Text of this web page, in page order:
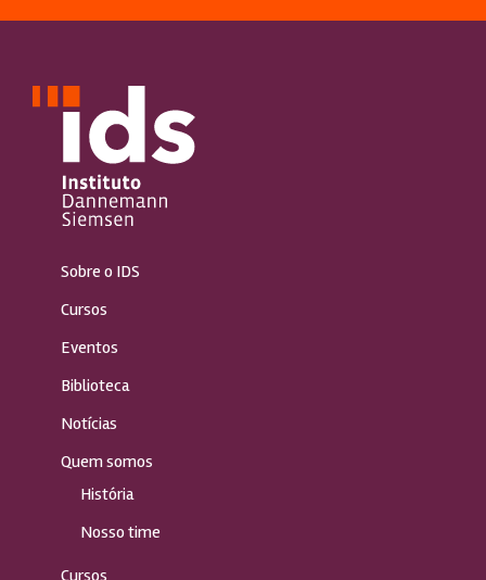
Sobre o IDS
Cursos
Eventos
Biblioteca
Notícias
Quem somos
História
Nosso time
Cursos